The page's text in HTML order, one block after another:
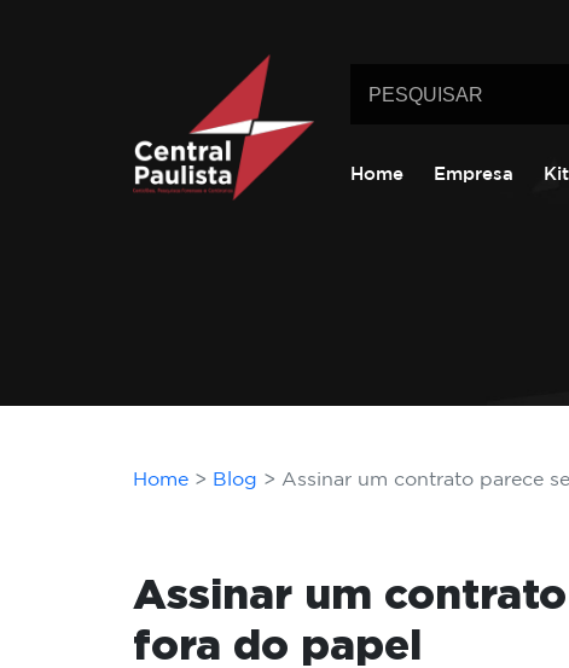
Home Empresa
Home Blog Assinar um contrato parece
Assinar um
fora do papel